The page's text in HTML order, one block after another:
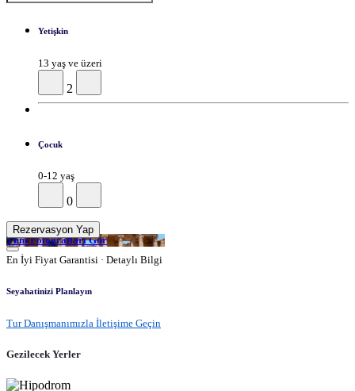
Tüm Fotoğrafları Gör
Yetişkin
13 yaş ve üzeri
2
Çocuk
0-12 yaş
0
Rezervasyon Yap
En İyi Fiyat Garantisi · Detaylı Bilgi
Seyahatinizi Planlayın
Tur Danışmanımızla İletişime Geçin
Gezilecek Yerler